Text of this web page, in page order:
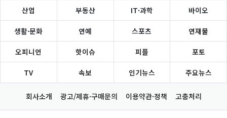
산업 부동산 IT·과학 바이오
생활·문화 연예 스포츠 연재물
오피니언 핫이슈 피플 포토
TV 속보 인기뉴스 주요뉴스
회사소개 광고/제휴·구매문의 이용약관·정책 고충처리